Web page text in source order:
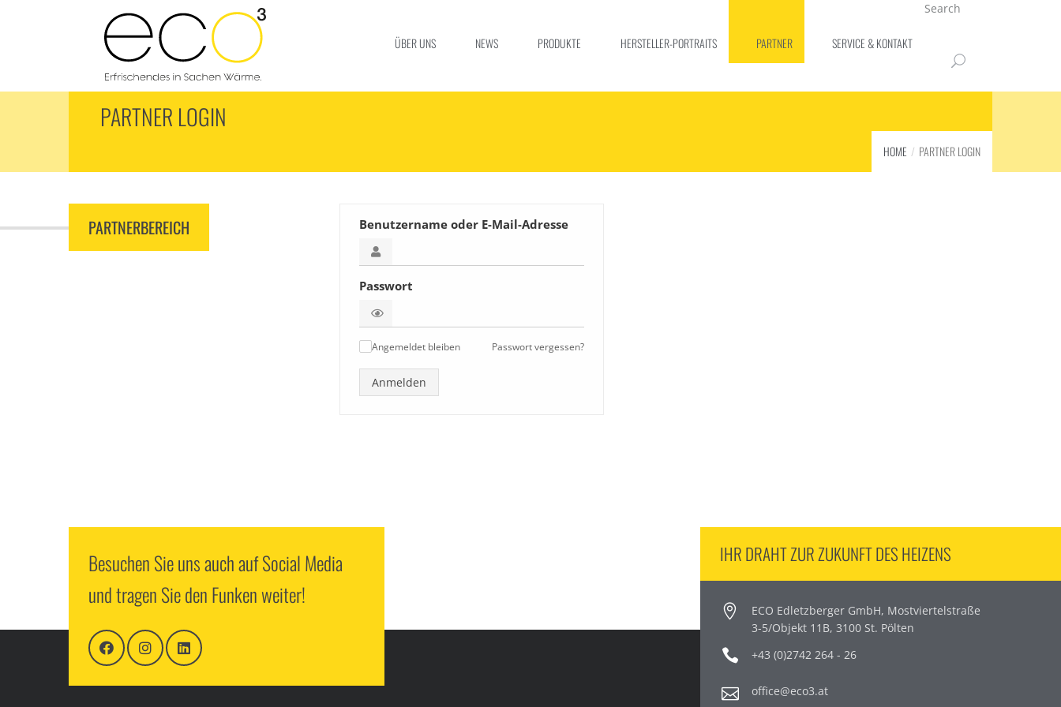
ÜBER UNS NEWS PRODUKTE HERSTELLER-PORTRAITS PARTNER SERVICE & KONTAKT
Search
PARTNER LOGIN
HOME PARTNER LOGIN
PARTNERBEREICH Benutzername oder E-Mail-Adresse
Passwort
Angemeldet bleiben Passwort vergessen?
Anmelden
Besuchen Sie uns auch auf Social Media
und tragen Sie den Funken weiter!
IHR DRAHT ZUR ZUKUNFT DES HEIZENS
ECO Edletzberger GmbH, Mostviertelstraße
3-5/Objekt 11B, 3100 St. Pölten
+43 (0)2742 264 - 26
office@eco3.at